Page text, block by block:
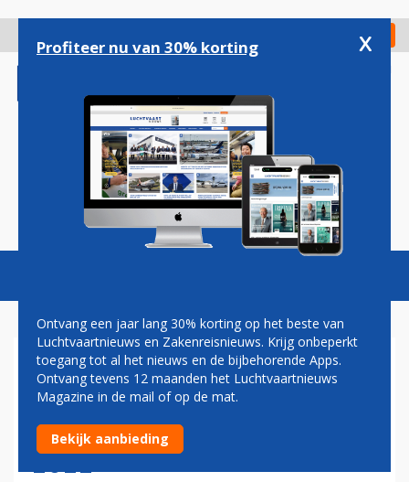
gaan
Check in
Magazine Podcasts Vacatures
LOT POLISH AIRLINES
NIEUWE DEELNEMER
BTMCONFERENCE VOORJAAR
2022
Profiteer nu van 30% korting x
Ontvang een jaar lang 30% korting op het beste van
Luchtvaartnieuws en Zakenreisnieuws. Krijg onbeperkt
toegang tot al het nieuws en de bijbehorende Apps.
Ontvang tevens 12 maanden het Luchtvaartnieuws
Magazine in de mail of op de mat.
Bekijk aanbieding